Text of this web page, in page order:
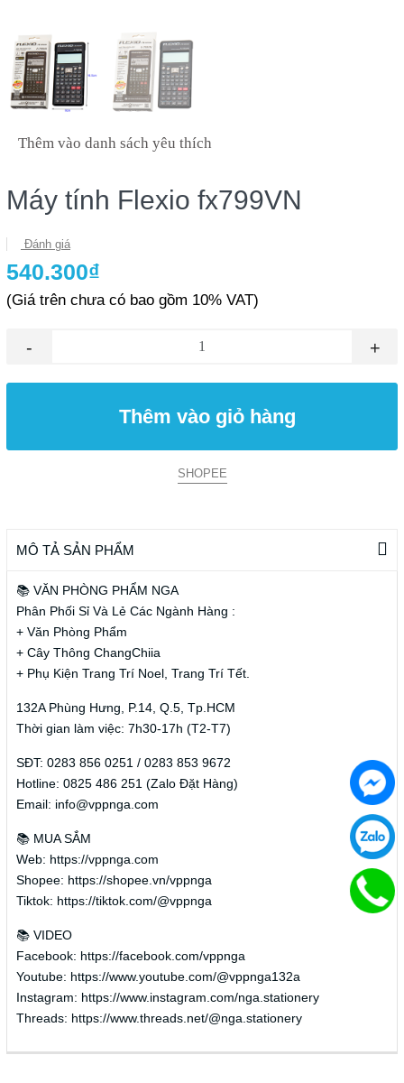
Thêm vào danh sách yêu thích
Máy tính Flexio fx799VN
Đánh giá
540.300₫
(Giá trên chưa có bao gồm 10% VAT)
- +
Thêm vào giỏ hàng
SHOPEE
MÔ TẢ SẢN PHẨM
📚 VĂN PHÒNG PHẨM NGA
Phân Phối Sỉ Và Lẻ Các Ngành Hàng :
+ Văn Phòng Phẩm
+ Cây Thông ChangChiia
+ Phụ Kiện Trang Trí Noel, Trang Trí Tết.
132A Phùng Hưng, P.14, Q.5, Tp.HCM
Thời gian làm việc: 7h30-17h (T2-T7)
SĐT: 0283 856 0251 / 0283 853 9672
Hotline: 0825 486 251 (Zalo Đặt Hàng)
Email: info@vppnga.com
📚 MUA SẮM
Web: https://vppnga.com
Shopee: https://shopee.vn/vppnga
Tiktok: https://tiktok.com/@vppnga
📚 VIDEO
Facebook: https://facebook.com/vppnga
Youtube: https://www.youtube.com/@vppnga132a
Instagram: https://www.instagram.com/nga.stationery
Threads: https://www.threads.net/@nga.stationery